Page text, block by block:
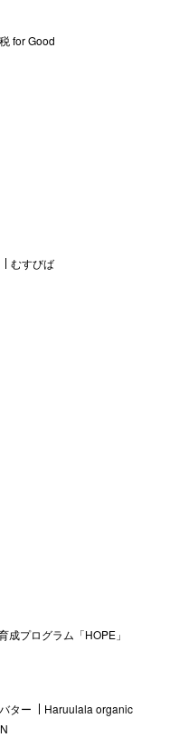
for Good
むすびば
成プログラム「HOPE」
ター
Haruulala organic